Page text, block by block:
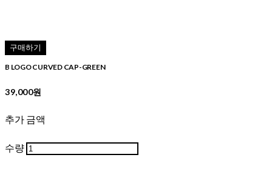
구매하기
B LOGO CURVED CAP-GREEN
39,000원
추가 금액
수량